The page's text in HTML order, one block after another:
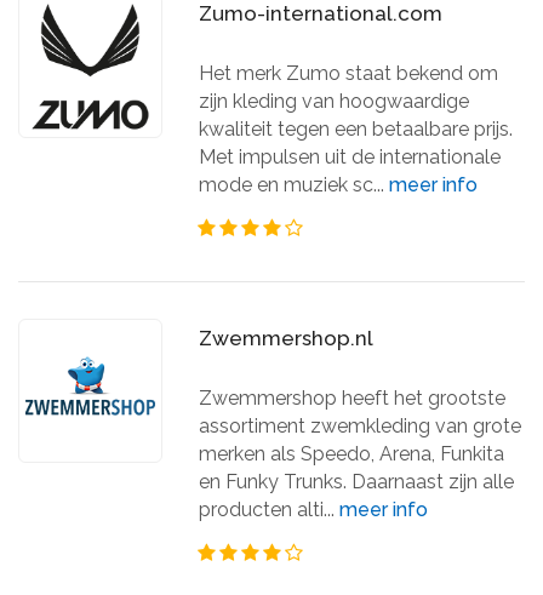
Zumo-international.com
Het merk Zumo staat bekend om
zijn kleding van hoogwaardige
kwaliteit tegen een betaalbare prijs.
Met impulsen uit de internationale
mode en muziek sc...meer info
Zwemmershop.nl
Zwemmershop heeft het grootste
assortiment zwemkleding van grote
merken als Speedo, Arena, Funkita
en Funky Trunks. Daarnaast zijn alle
producten alti...meer info